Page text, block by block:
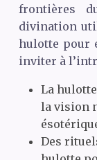
frontières
divination
hulotte pour
inviter à
La
la vision
Des